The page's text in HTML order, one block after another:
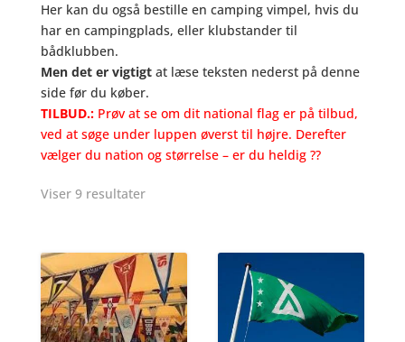
Her kan du også bestille en camping vimpel, hvis du
har en campingplads, eller klubstander til
bådklubben.
Men det er vigtigtat læse teksten nederst på denne
side før du køber.
TILBUD.: Prøv at se om dit national flag er på tilbud,
ved at søge under luppen øverst til højre. Derefter
vælger du nation og størrelse – er du heldig ??
Viser 9 resultater